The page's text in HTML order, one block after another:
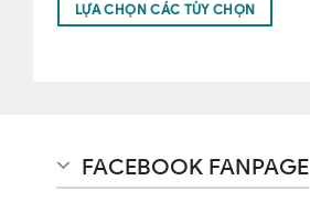
LỰA CHỌN CÁC TÙY CHỌN
FACEBOOK FANPAGE